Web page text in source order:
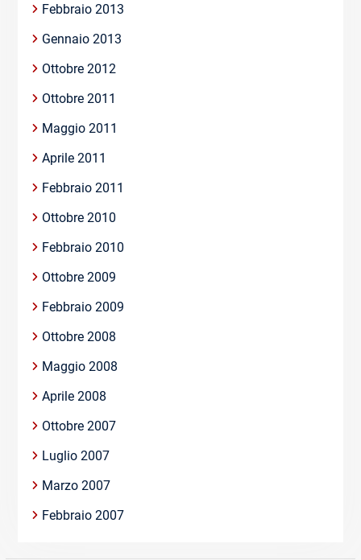
Febbraio 2013
Gennaio 2013
Ottobre 2012
Ottobre 2011
Maggio 2011
Aprile 2011
Febbraio 2011
Ottobre 2010
Febbraio 2010
Ottobre 2009
Febbraio 2009
Ottobre 2008
Maggio 2008
Aprile 2008
Ottobre 2007
Luglio 2007
Marzo 2007
Febbraio 2007